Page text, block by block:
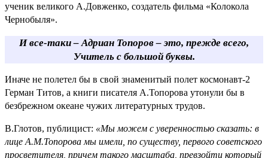
ученик великого А.Довженко, создатель фильма «Колокола
Чернобыля».
И все-таки – Адриан Топоров – это, прежде всего,
Учитель с большой буквы.
Иначе не полетел бы в свой знаменитый полет космонавт-2
Герман Титов, а книги писателя А.Топорова утонули бы в
безбрежном океане чужих литературных трудов.
В.Глотов, публицист: «Мы можем с уверенностью сказать: в
лице А.М.Топорова мы имели, по существу, первого советского
просветителя, причем такого масштаба, превзойти который